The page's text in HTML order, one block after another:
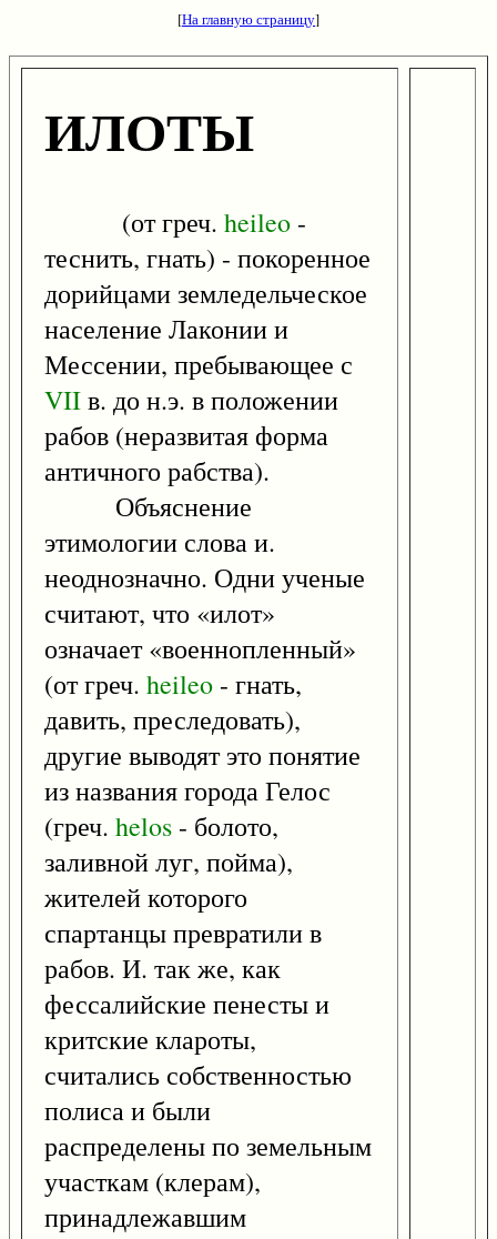
[На главную страницу]
ИЛОТЫ
(от греч. heileo -
теснить, гнать) - покоренное
дорийцами земледельческое
население Лаконии и
Мессении, пребывающее с
VIIв. до н.э. в положении
рабов (неразвитая форма
античного рабства).
Объяснение
этимологии слова и.
неоднозначно. Одни ученые
считают, что «илот»
означает «военнопленный»
(от греч. heileo - гнать,
давить, преследовать),
другие выводят это понятие
из названия города Гелос
(греч. helos - болото,
заливной луг, пойма),
жителей которого
спартанцы превратили в
рабов. И. так же, как
фессалийские пенесты и
критские клароты,
считались собственностью
полиса и были
распределены по земельным
участкам (клерам),
принадлежавшим